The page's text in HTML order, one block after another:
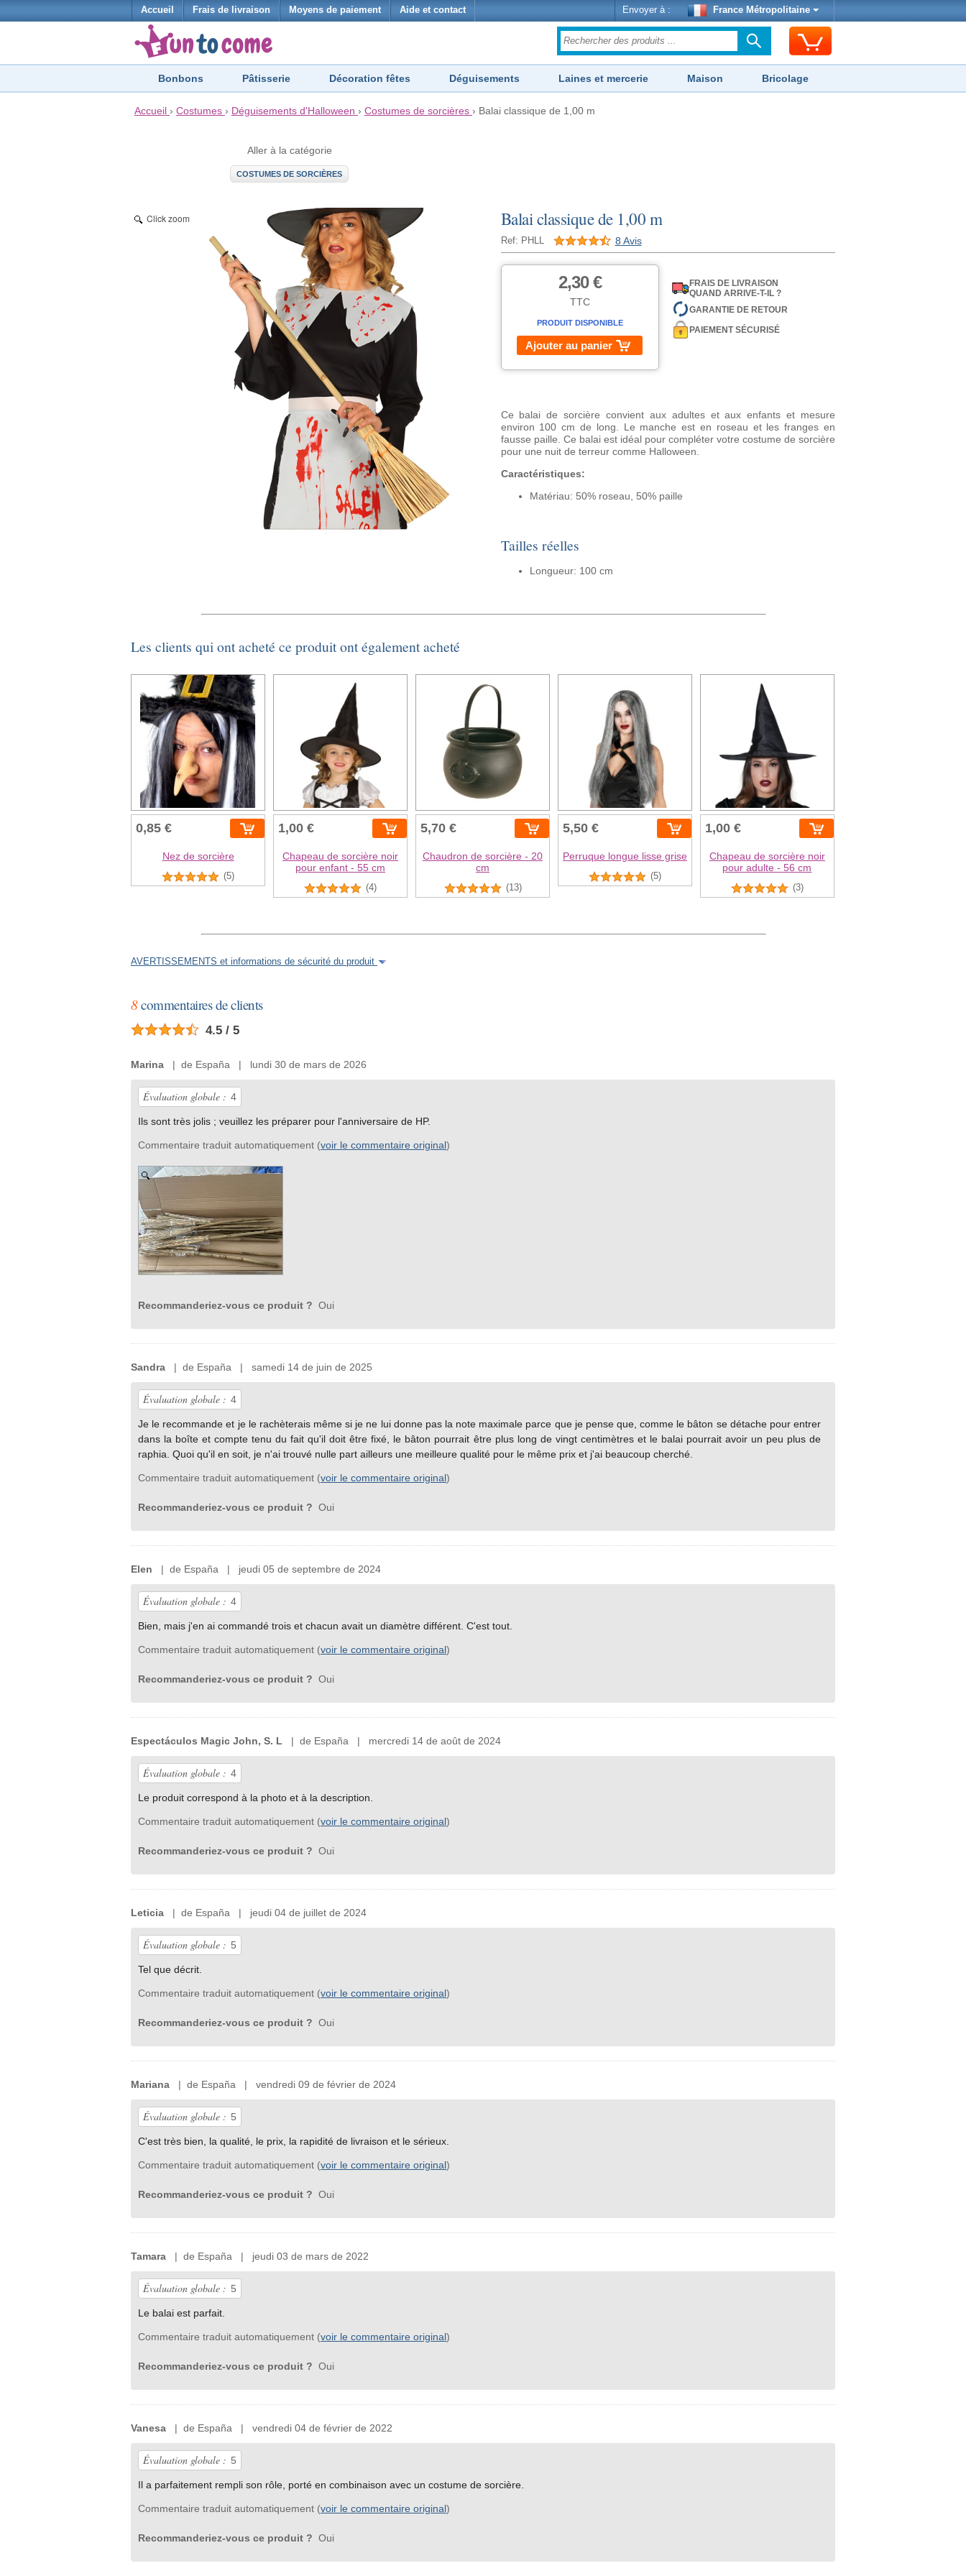
Accueil Frais de livraison Moyens de paiement Aide et contact Envoyer à : France Métropolitaine
Bonbons Pâtisserie Décoration fêtes Déguisements Laines et mercerie Maison Bricolage
Accueil › Costumes › Déguisements d'Halloween › Costumes de sorcières › Balai classique de 1,00 m
Aller à la catégorie
COSTUMES DE SORCIÈRES
Balai classique de 1,00 m
Ref: PHLL 8 Avis
Click zoom
2,30 €
TTC
PRODUIT DISPONIBLE
Ajouter au panier
FRAIS DE LIVRAISON
QUAND ARRIVE-T-IL ?
GARANTIE DE RETOUR
PAIEMENT SÉCURISÉ
Ce balai de sorcière convient aux adultes et aux enfants et mesure
environ 100 cm de long. Le manche est en roseau et les franges en
fausse paille. Ce balai est idéal pour compléter votre costume de sorcière
pour une nuit de terreur comme Halloween.
Caractéristiques:
Matériau: 50% roseau, 50% paille
Tailles réelles
Longueur: 100 cm
Les clients qui ont acheté ce produit ont également acheté
0,85 €
Nez de sorcière
(5)
1,00 €
Chapeau de sorcière noir
pour enfant - 55 cm
(4)
5,70 €
Chaudron de sorcière - 20
cm
(13)
5,50 €
Perruque longue lisse grise
(5)
1,00 €
Chapeau de sorcière noir
pour adulte - 56 cm
(3)
AVERTISSEMENTS et informations de sécurité du produit
8commentaires de clients
4.5 / 5
Marina | de España | lundi 30 de mars de 2026
Évaluation globale : 4
Ils sont très jolis ; veuillez les préparer pour l'anniversaire de HP.
Commentaire traduit automatiquement (voir le commentaire original)
Recommanderiez-vous ce produit ? Oui
Sandra | de España | samedi 14 de juin de 2025
Évaluation globale : 4
Je le recommande et je le rachèterais même si je ne lui donne pas la note maximale parce que je pense que, comme le bâton se détache pour entrer
dans la boîte et compte tenu du fait qu'il doit être fixé, le bâton pourrait être plus long de vingt centimètres et le balai pourrait avoir un peu plus de
raphia. Quoi qu'il en soit, je n'ai trouvé nulle part ailleurs une meilleure qualité pour le même prix et j'ai beaucoup cherché.
Commentaire traduit automatiquement (voir le commentaire original)
Recommanderiez-vous ce produit ? Oui
Elen | de España | jeudi 05 de septembre de 2024
Évaluation globale : 4
Bien, mais j'en ai commandé trois et chacun avait un diamètre différent. C'est tout.
Commentaire traduit automatiquement (voir le commentaire original)
Recommanderiez-vous ce produit ? Oui
Espectáculos Magic John, S. L | de España | mercredi 14 de août de 2024
Évaluation globale : 4
Le produit correspond à la photo et à la description.
Commentaire traduit automatiquement (voir le commentaire original)
Recommanderiez-vous ce produit ? Oui
Leticia | de España | jeudi 04 de juillet de 2024
Évaluation globale : 5
Tel que décrit.
Commentaire traduit automatiquement (voir le commentaire original)
Recommanderiez-vous ce produit ? Oui
Mariana | de España | vendredi 09 de février de 2024
Évaluation globale : 5
C'est très bien, la qualité, le prix, la rapidité de livraison et le sérieux.
Commentaire traduit automatiquement (voir le commentaire original)
Recommanderiez-vous ce produit ? Oui
Tamara | de España | jeudi 03 de mars de 2022
Évaluation globale : 5
Le balai est parfait.
Commentaire traduit automatiquement (voir le commentaire original)
Recommanderiez-vous ce produit ? Oui
Vanesa | de España | vendredi 04 de février de 2022
Évaluation globale : 5
Il a parfaitement rempli son rôle, porté en combinaison avec un costume de sorcière.
Commentaire traduit automatiquement (voir le commentaire original)
Recommanderiez-vous ce produit ? Oui